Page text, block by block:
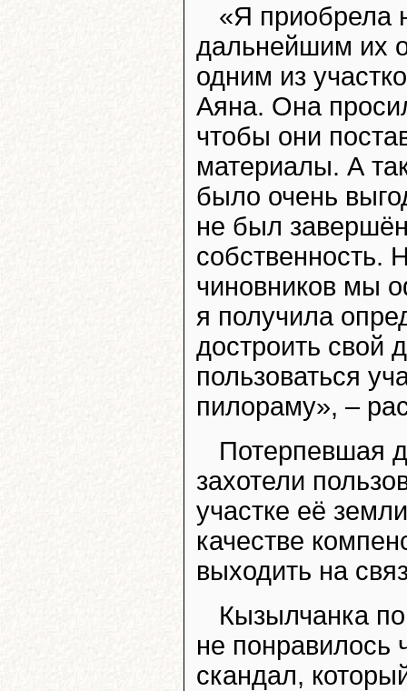
«Я приобрела
дальнейшим их
одним из
Аяна. Она
чтобы они
материалы. А
было очень
не был
собственность.
чиновников мы
я получила
достроить свой
пользоваться
пилораму», –
Потерпевшая
захотели
участке её
качестве
выходить на
Кызылчанка
не понравилось
скандал,